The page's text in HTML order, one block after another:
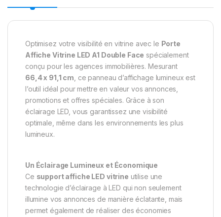
Optimisez votre visibilité en vitrine avec le Porte
Affiche Vitrine LED A1 Double Face spécialement
conçu pour les agences immobilières. Mesurant
66,4 x 91,1 cm , ce panneau d’affichage lumineux est
l’outil idéal pour mettre en valeur vos annonces,
promotions et offres spéciales. Grâce à son
éclairage LED, vous garantissez une visibilité
optimale, même dans les environnements les plus
lumineux.
Un Éclairage Lumineux et Économique
Ce support affiche LED vitrine utilise une
technologie d’éclairage à LED qui non seulement
illumine vos annonces de manière éclatante, mais
permet également de réaliser des économies